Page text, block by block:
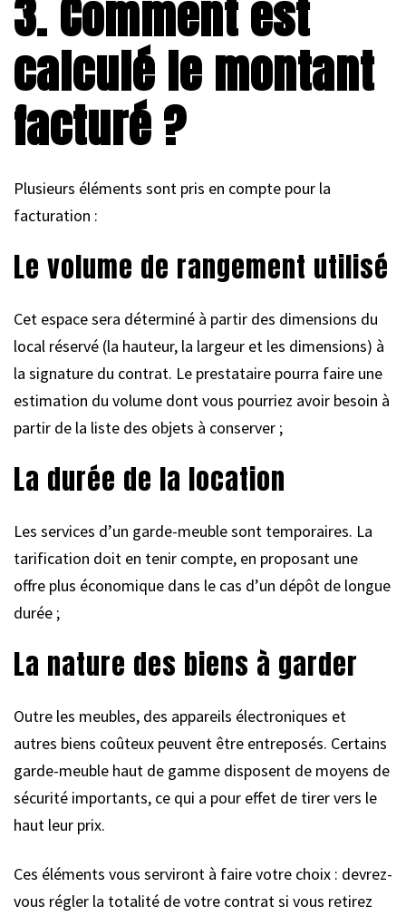
3. Comment est
calculé le montant
facturé ?
Plusieurs éléments sont pris en compte pour la
facturation :
Le volume de rangement utilisé
Cet espace sera déterminé à partir des dimensions du
local réservé (la hauteur, la largeur et les dimensions) à
la signature du contrat. Le prestataire pourra faire une
estimation du volume dont vous pourriez avoir besoin à
partir de la liste des objets à conserver ;
La durée de la location
Les services d’un garde-meuble sont temporaires. La
tarification doit en tenir compte, en proposant une
offre plus économique dans le cas d’un dépôt de longue
durée ;
La nature des biens à garder
Outre les meubles, des appareils électroniques et
autres biens coûteux peuvent être entreposés. Certains
garde-meuble haut de gamme disposent de moyens de
sécurité importants, ce qui a pour effet de tirer vers le
haut leur prix.
Ces éléments vous serviront à faire votre choix : devrez-
vous régler la totalité de votre contrat si vous retirez